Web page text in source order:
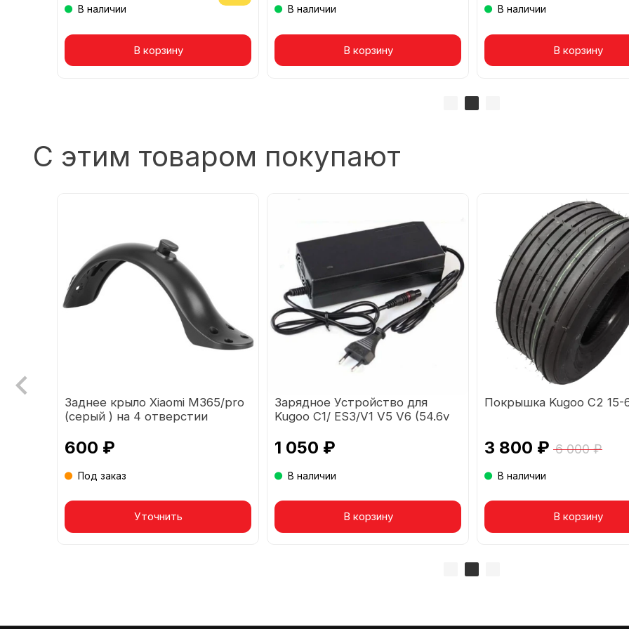
Товар в корзине
В наличии
В корзину Товар в корзине
В наличии
В корзину Товар в корзине
В наличии
В корзину
С этим товаром покупают
Товар в корзине
Заднее крыло Xiaomi М365/pro
(серый ) на 4 отверстии
600 ₽
Под заказ
Уточнить Товар в корзине
Зарядное Устройство для
Kugoo C1/ ES3/V1 V5 V6 (54.6v
1 050 ₽
В наличии
В корзину Товар в корзине
Покрышка Kugoo C2 15-
3 800 ₽ 6 000 ₽
В наличии
В корзину